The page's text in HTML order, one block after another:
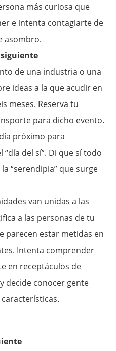
más curiosa que
e intenta contagiarte de
asombro.
de una industria o una
ideas a la que acudir en
meses. Reserva tu
para dicho evento.
próximo para
del sí”. Di que sí todo
“serendipia” que surge
van unidas a las
a las personas de tu
parecen estar metidas en
Intenta comprender
en receptáculos de
decide conocer gente